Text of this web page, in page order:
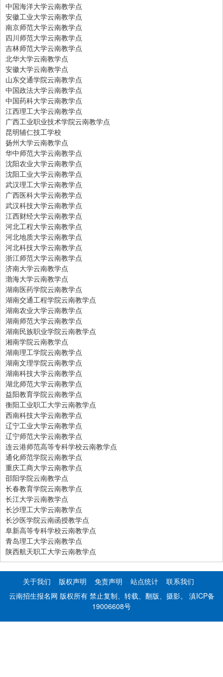
中国海洋大学云南教学点
安徽工业大学云南教学点
南京师范大学云南教学点
四川师范大学云南教学点
吉林师范大学云南教学点
北华大学云南教学点
安徽大学云南教学点
山东交通学院云南教学点
中国政法大学云南教学点
中国药科大学云南教学点
江西理工大学云南教学点
广西工业职业技术学院云南教学点
昆明辅仁技工学校
扬州大学云南教学点
华中师范大学云南教学点
沈阳农业大学云南教学点
沈阳工业大学云南教学点
武汉理工大学云南教学点
广西医科大学云南教学点
武汉科技大学云南教学点
江西财经大学云南教学点
河北工程大学云南教学点
河北地质大学云南教学点
河北科技大学云南教学点
浙江师范大学云南教学点
济南大学云南教学点
渤海大学云南教学点
湖南医药学院云南教学点
湖南交通工程学院云南教学点
湖南农业大学云南教学点
湖南师范大学云南教学点
湖南民族职业学院云南教学点
湘南学院云南教学点
湖南理工学院云南教学点
湖南文理学院云南教学点
湖南科技大学云南教学点
湖北师范大学云南教学点
益阳教育学院云南教学点
衡阳工业职工大学云南教学点
西南科技大学云南教学点
辽宁工业大学云南教学点
辽宁师范大学云南教学点
连云港师范高等专科学校云南教学点
通化师范学院云南教学点
重庆工商大学云南教学点
邵阳学院云南教学点
长春教育学院云南教学点
长江大学云南教学点
长沙理工大学云南教学点
长沙医学院云南函授教学点
阜新高等专科学校云南教学点
青岛理工大学云南教学点
陕西航天职工大学云南教学点
关于我们 版权声明 免责声明 站点统计
联系我们
云南招生报名网 版权所有 禁止复制、转载、翻版、摄影。 滇ICP备
19006608号